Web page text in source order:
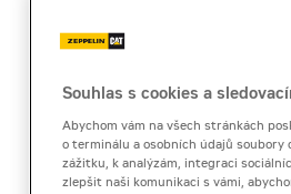
Souhlas s cookies a
Abychom vám na všech stránkách
o terminálu a osobních údajů soubory
zážitku, k analýzám, integraci
zlepšit naši komunikaci s vámi,